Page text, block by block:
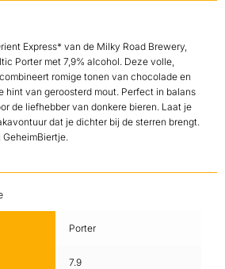
Express* van de Milky Road Brewery,
Porter met 7,9% alcohol. Deze volle,
romige tonen van chocolade en
hint van geroosterd mout. Perfect in balans
de liefhebber van donkere bieren. Laat je
dat je dichter bij de sterren brengt.
Porter
7.9